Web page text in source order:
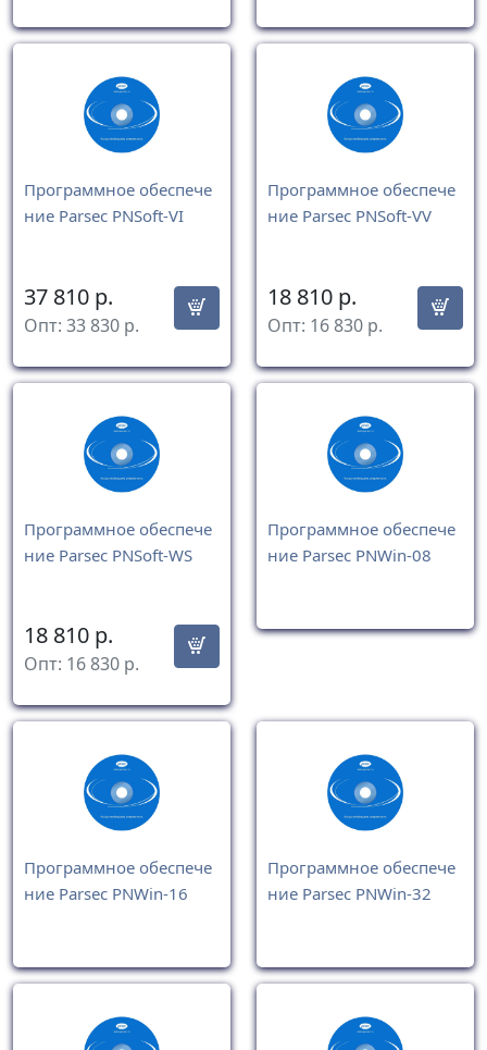
Программное обеспече
ние Parsec PNSoft-VI
37 810 р.
Опт: 33 830 р.
Программное обеспече
ние Parsec PNSoft-VV
18 810 р.
Опт: 16 830 р.
Программное обеспече
ние Parsec PNSoft-WS
18 810 р.
Опт: 16 830 р.
Программное обеспече
ние Parsec PNWin-08
Программное обеспече
ние Parsec PNWin-16
Программное обеспече
ние Parsec PNWin-32